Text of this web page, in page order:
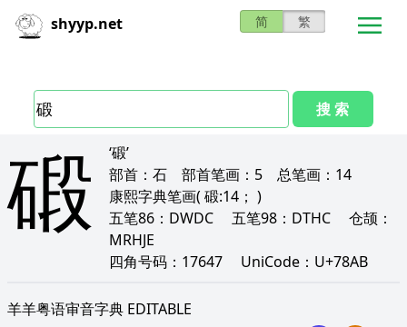
shyyp.net 简 繁
搜 索
碫
‘碫’
部首： 石 部首笔画： 5 总笔画： 14
康熙字典笔画( 碫:14； )
五笔86： DWDC 五笔98： DTHC 仓颉：
MRHJE
四角号码： 17647 UniCode： U+78AB
羊羊粤语审音字典 EDITABLE